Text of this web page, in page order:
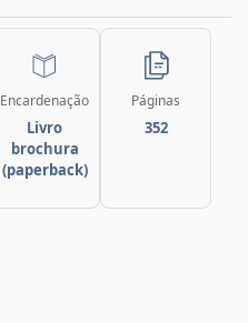
Encardenação
Livro
brochura
(paperback)
Páginas
352